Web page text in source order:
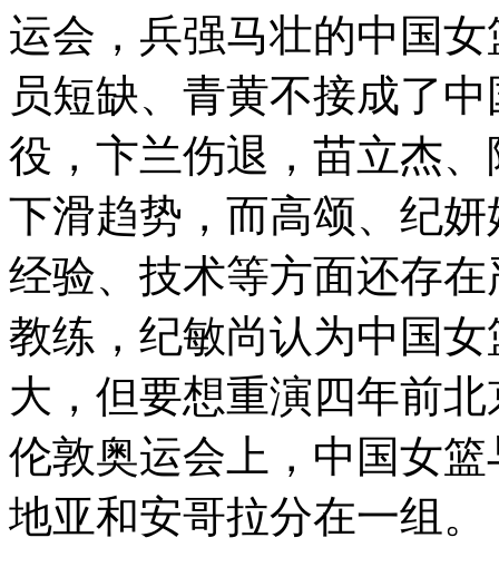
运会，兵强马壮的中国
员短缺、青黄不接成了
役，卞兰伤退，苗立杰
下滑趋势，而高颂、纪
经验、技术等方面还存
教练，纪敏尚认为中国
大，但要想重演四年前
伦敦奥运会上，中国女
地亚和安哥拉分在一组。